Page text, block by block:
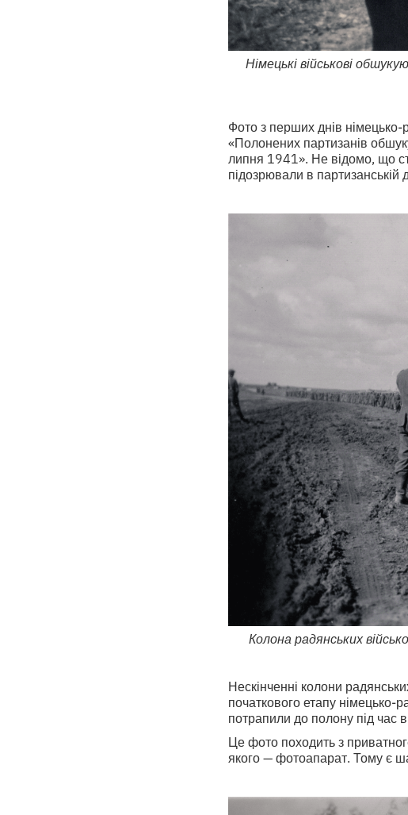
Німецькі військові
Фото з перших днів німецько-
«Полонених партизанів
липня 1941». Не відомо, що
підозрювали в партизанській
Колона радянських
Нескінченні колони
початкового етапу німецько-
потрапили до полону під час
Це фото походить з
якого — фотоапарат. Тому є